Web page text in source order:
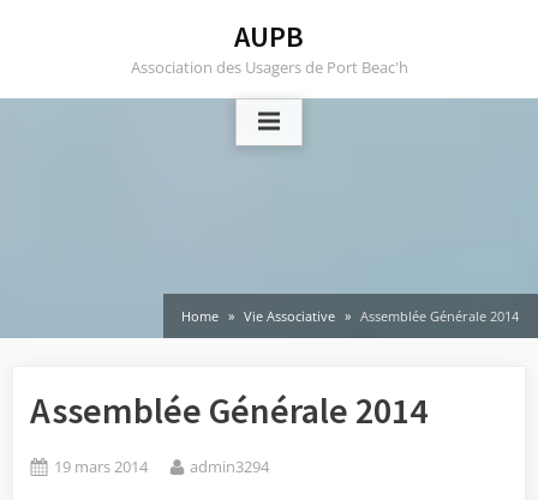
AUPB
Association des Usagers de Port Beac'h
Home Vie Associative Assemblée Générale 2014
Assemblée Générale 2014
Posted
19 mars 2014 By
admin3294